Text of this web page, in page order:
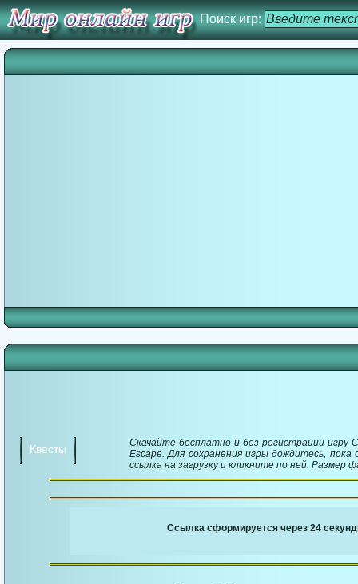
Поиск игр:
Квесты
Скачайте бесплатно и без регистрации игру
Escape. Для сохранения игры дождитесь, пока
ссылка на загрузку и кликните по ней. Размер
Ссылка сформируется через 23